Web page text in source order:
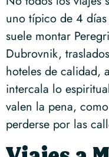
uno típico de 4
suele montar
Dubrovnik,
hoteles de calidad,
intercala lo
valen la pena,
perderse por las